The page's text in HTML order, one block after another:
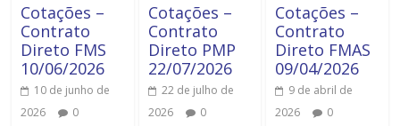
Cotações –
Contrato
Direto FMS
10/06/2026
10 de junho de
2026
0
Cotações –
Contrato
Direto PMP
22/07/2026
22 de julho de
2026
0
Cotações –
Contrato
Direto FMAS
09/04/2026
9 de abril de
2026
0